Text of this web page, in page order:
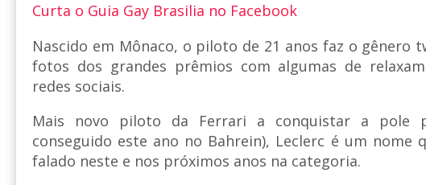
Curta o Guia Gay Brasilia no Facebook
Nascido em Mônaco, o piloto de 21 anos faz o gênero
fotos dos grandes prêmios com algumas de
redes sociais.
Mais novo piloto da Ferrari a conquistar a pole
conseguido este ano no Bahrein), Leclerc é um nome
falado neste e nos próximos anos na categoria.